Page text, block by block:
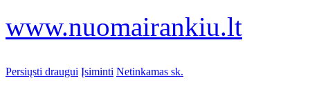
www.nuomairankiu.lt
Persiųsti draugui Įsiminti Netinkamas sk.